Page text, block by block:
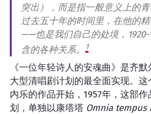
突出），而是指一般意义上的
过去五十年的时间里，在他的
——也是我们自己的处境，
含的各种关系。
1
《一位年轻诗人的安魂曲》是齐
大型清唱剧计划的最全面实现。
内乐的作品开始，1957年，这部
划，单独以康塔塔 Omnia tempus